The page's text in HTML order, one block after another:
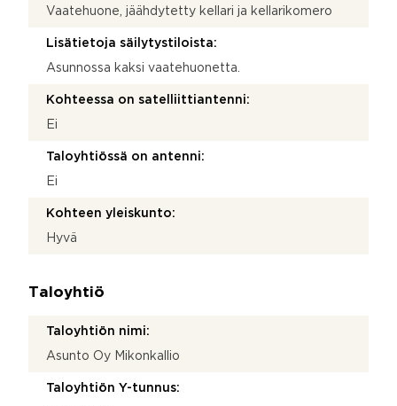
Vaatehuone, jäähdytetty kellari ja kellarikomero
Lisätietoja säilytystiloista:
Asunnossa kaksi vaatehuonetta.
Kohteessa on satelliittiantenni:
Ei
Taloyhtiössä on antenni:
Ei
Kohteen yleiskunto:
Hyvä
Taloyhtiö
Taloyhtiön nimi:
Asunto Oy Mikonkallio
Taloyhtiön Y-tunnus: